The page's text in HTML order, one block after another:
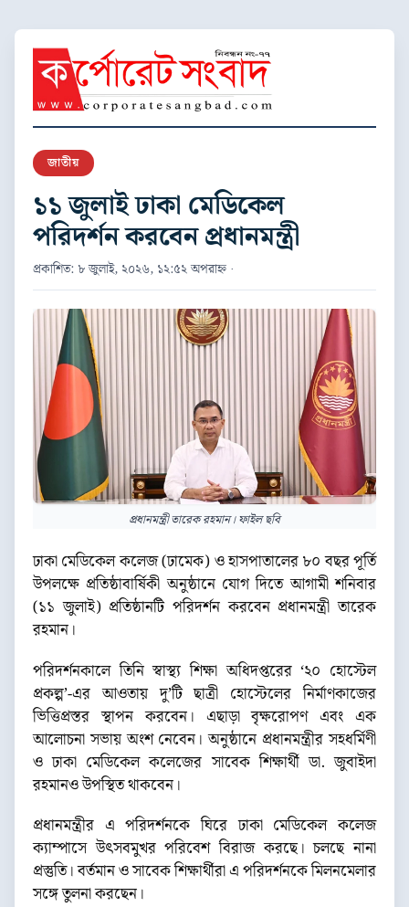
জাতীয়
১১ জুলাই ঢাকা মেডিকেল
পরিদর্শন করবেন প্রধানমন্ত্রী
প্রকাশিত: ৮ জুলাই, ২০২৬, ১২:৫২ অপরাহ্ন ·
প্রধানমন্ত্রী তারেক রহমান। ফাইল ছবি
ঢাকা মেডিকেল কলেজ (ঢামেক) ও হাসপাতালের ৮০ বছর পূর্তি
উপলক্ষে প্রতিষ্ঠাবার্ষিকী অনুষ্ঠানে যোগ দিতে আগামী শনিবার
(১১ জুলাই) প্রতিষ্ঠানটি পরিদর্শন করবেন প্রধানমন্ত্রী তারেক
রহমান।
পরিদর্শনকালে তিনি স্বাস্থ্য শিক্ষা অধিদপ্তরের ‘২০ হোস্টেল
প্রকল্প’-এর আওতায় দু’টি ছাত্রী হোস্টেলের নির্মাণকাজের
ভিত্তিপ্রস্তর স্থাপন করবেন। এছাড়া বৃক্ষরোপণ এবং এক
আলোচনা সভায় অংশ নেবেন। অনুষ্ঠানে প্রধানমন্ত্রীর সহধর্মিণী
ও ঢাকা মেডিকেল কলেজের সাবেক শিক্ষার্থী ডা. জুবাইদা
রহমানও উপস্থিত থাকবেন।
প্রধানমন্ত্রীর এ পরিদর্শনকে ঘিরে ঢাকা মেডিকেল কলেজ
ক্যাম্পাসে উৎসবমুখর পরিবেশ বিরাজ করছে। চলছে নানা
প্রস্তুতি। বর্তমান ও সাবেক শিক্ষার্থীরা এ পরিদর্শনকে মিলনমেলার
সঙ্গে তুলনা করছেন।